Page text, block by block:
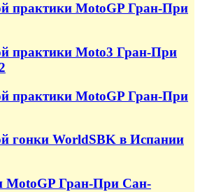
практики MotoGP Гран-При
практики Moto3 Гран-При
практики MotoGP Гран-При
гонки WorldSBK в Испании
MotoGP Гран-При Сан-